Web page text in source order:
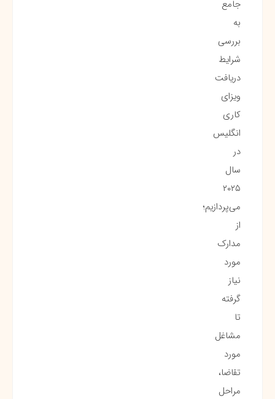
جامع
به
بررسی
شرایط
دریافت
ویزای
کاری
انگلیس
در
سال
۲۰۲۵
می‌پردازیم؛
از
مدارک
مورد
نیاز
گرفته
تا
مشاغل
مورد
تقاضا،
مراحل